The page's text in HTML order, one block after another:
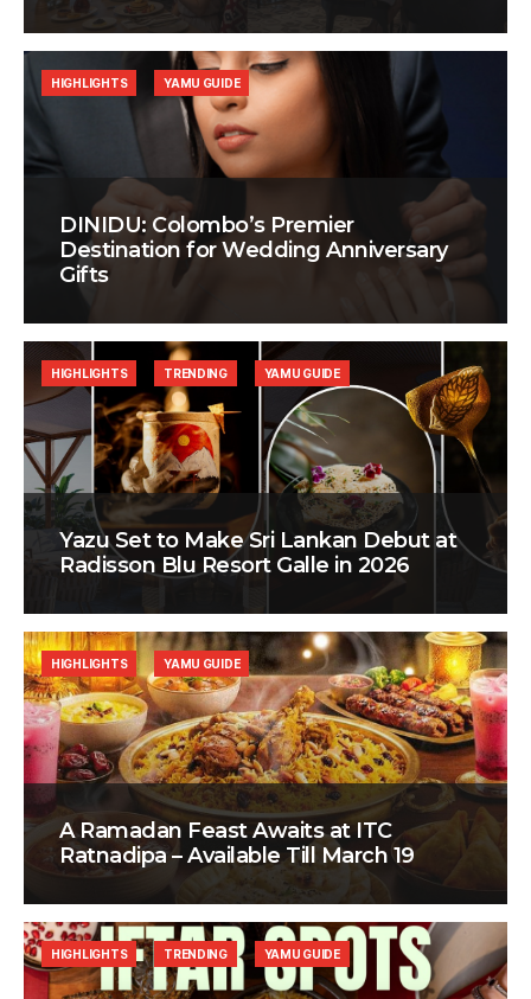
DINIDU: Colombo’s Premier
Destination for Wedding Anniversary
Gifts
HIGHLIGHTS YAMU GUIDE
Yazu Set to Make Sri Lankan Debut at
Radisson Blu Resort Galle in 2026
HIGHLIGHTS TRENDING YAMU GUIDE
A Ramadan Feast Awaits at ITC
Ratnadipa – Available Till March 19
HIGHLIGHTS YAMU GUIDE
HIGHLIGHTS TRENDING YAMU GUIDE